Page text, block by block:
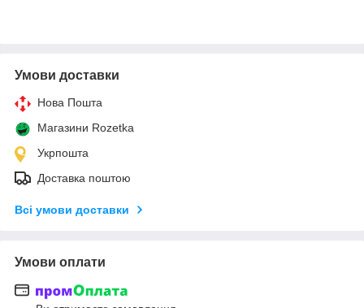
Умови доставки
Нова Пошта
Магазини Rozetka
Укрпошта
Доставка поштою
Всі умови доставки
Умови оплати